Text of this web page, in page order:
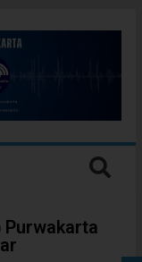
Purwakarta